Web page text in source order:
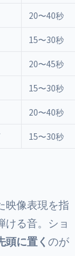
20〜40秒
15〜30秒
20〜45秒
15〜30秒
20〜40秒
15〜30秒
映像表現を指
ける音。ショ
に置くのが